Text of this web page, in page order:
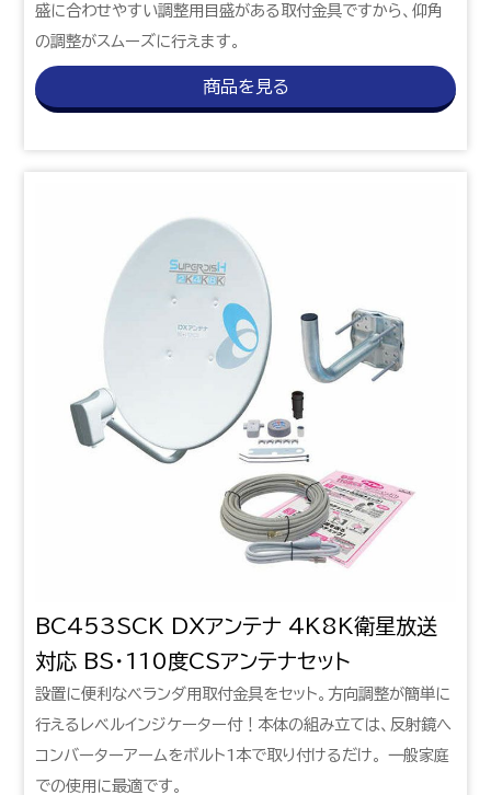
盛に合わせやすい調整用目盛がある取付金具ですから、仰角
の調整がスムーズに行えます。
商品を見る
BC453SCK DXアンテナ 4K8K衛星放送
対応 BS・110度CSアンテナセット
設置に便利なベランダ用取付金具をセット。方向調整が簡単に
行えるレベルインジケーター付！本体の組み立ては、反射鏡へ
コンバーターアームをボルト1本で取り付けるだけ。 一般家庭
での使用に最適です。